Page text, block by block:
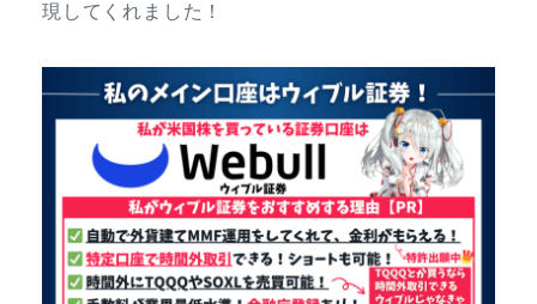
現してくれました！